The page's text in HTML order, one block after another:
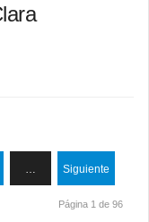
Siguiente
Página 1 de 96